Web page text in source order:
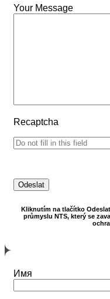
Your Message
Recaptcha
Kliknutím na tlačítko
průmyslu NTS, který se
Имя